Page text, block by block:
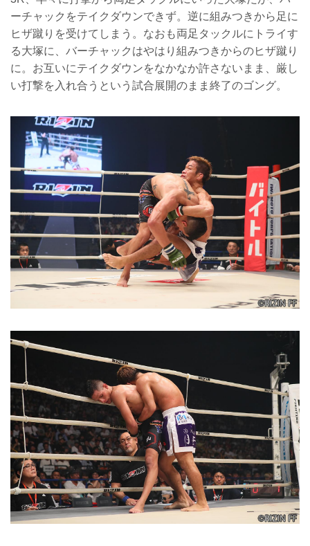
ーチャックをテイクダウンできず。逆に組みつきから足に
ヒザ蹴りを受けてしまう。なおも両足タックルにトライす
る大塚に、バーチャックはやはり組みつきからのヒザ蹴り
に。お互いにテイクダウンをなかなか許さないまま、厳し
い打撃を入れ合うという試合展開のまま終了のゴング。